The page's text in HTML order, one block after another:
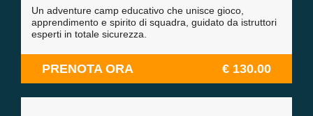
Un adventure camp educativo che unisce gioco,
apprendimento e spirito di squadra, guidato da istruttori
esperti in totale sicurezza.
PRENOTA ORA € 130.00